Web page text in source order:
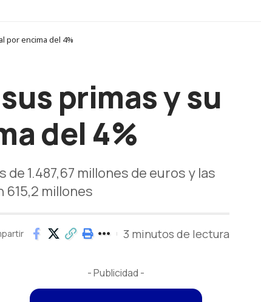
por encima del 4%
primas y su
del 4%
1.487,67 millones de euros y las
millones
3 minutos de lectura
- Publicidad -